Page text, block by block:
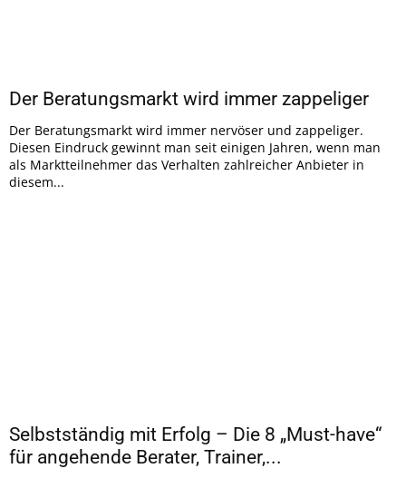
Der Beratungsmarkt wird immer zappeliger
Der Beratungsmarkt wird immer nervöser und zappeliger.
Diesen Eindruck gewinnt man seit einigen Jahren, wenn man
als Marktteilnehmer das Verhalten zahlreicher Anbieter in
diesem...
Selbstständig mit Erfolg – Die 8 „Must-have“
für angehende Berater, Trainer,...